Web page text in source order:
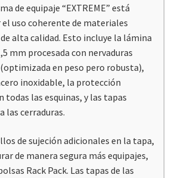
de equipaje “EXTREME” está
uso coherente de materiales
alta calidad. Esto incluye la lámina
mm procesada con nervaduras
en peso pero robusta),
inoxidable, la protección
todas las esquinas, y las tapas
las cerraduras.
de sujeción adicionales en la tapa,
de manera segura más equipajes,
Rack Pack. Las tapas de las